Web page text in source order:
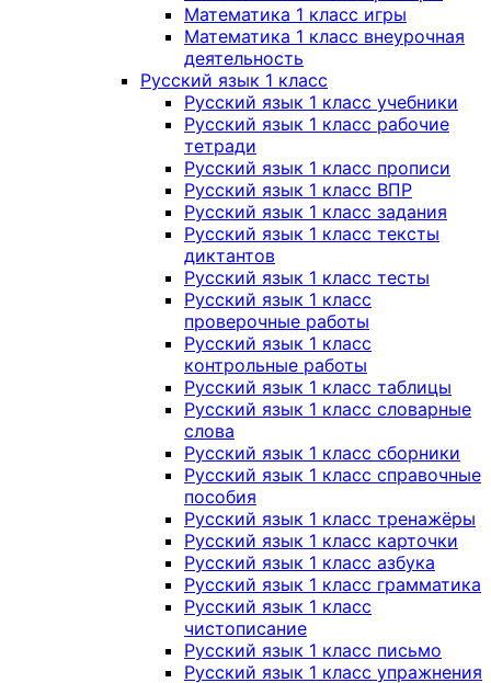
Математика 1 класс игры
Математика 1 класс внеурочная
деятельность
Русский язык 1 класс
Русский язык 1 класс учебники
Русский язык 1 класс рабочие
тетради
Русский язык 1 класс прописи
Русский язык 1 класс ВПР
Русский язык 1 класс задания
Русский язык 1 класс тексты
диктантов
Русский язык 1 класс тесты
Русский язык 1 класс
проверочные работы
Русский язык 1 класс
контрольные работы
Русский язык 1 класс таблицы
Русский язык 1 класс словарные
слова
Русский язык 1 класс сборники
Русский язык 1 класс справочные
пособия
Русский язык 1 класс тренажёры
Русский язык 1 класс карточки
Русский язык 1 класс азбука
Русский язык 1 класс грамматика
Русский язык 1 класс
чистописание
Русский язык 1 класс письмо
Русский язык 1 класс упражнения